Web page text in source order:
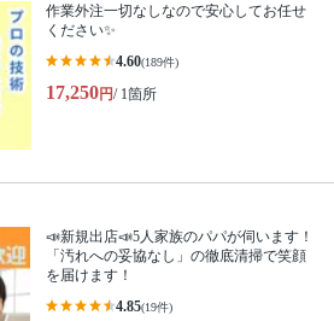
作業外注一切なしなので安心してお任せ
ください✨
4.60(189件)
17,250円/ 1箇所
📣新規出店📣5人家族のパパが伺います！
「汚れへの妥協なし」の徹底清掃で笑顔
を届けます！
4.85(19件)